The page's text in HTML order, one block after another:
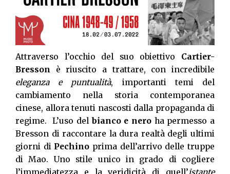
Attraverso l’occhio del suo obiettivo Cartier-
Bresson è riuscito a trattare, con incredibile
eleganza e puntualità, importanti temi del
cambiamento nella storia contemporanea
cinese, allora tenuti nascosti dalla propaganda di
regime. L’uso delbianco e nero ha permesso a
Bresson di raccontare la dura realtà degli ultimi
giorni di Pechino prima dell’arrivo delle truppe
di Mao. Uno stile unico in grado di cogliere